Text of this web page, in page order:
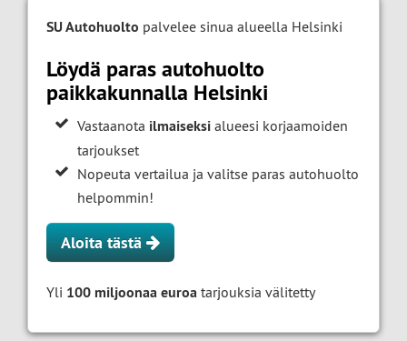
SU Autohuolto palvelee sinua alueella Helsinki
Löydä paras autohuolto
paikkakunnalla Helsinki
Vastaanota ilmaiseksi alueesi korjaamoiden
tarjoukset
Nopeuta vertailua ja valitse paras autohuolto
helpommin!
Aloita tästä
Yli 100 miljoonaa euroa tarjouksia välitetty